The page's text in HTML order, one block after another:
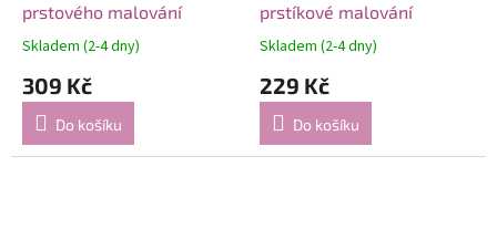
prstového malování
Skladem (2-4 dny)
309 Kč
Do košíku
prstíkové malování
Skladem (2-4 dny)
229 Kč
Do košíku